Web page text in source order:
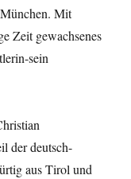
Mit
Zeit gewachsenes
sein
der deutsch-
aus Tirol und